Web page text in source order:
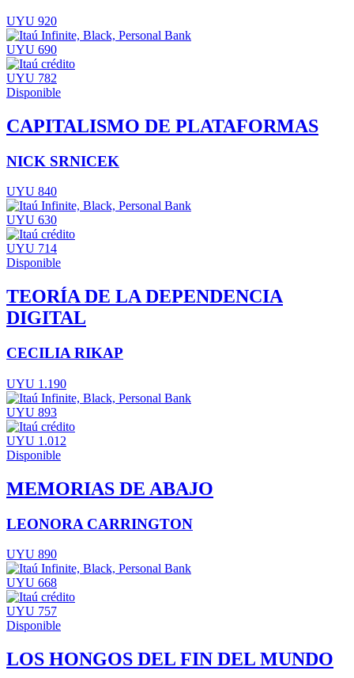
UYU 920
UYU 690
UYU 782
Disponible
CAPITALISMO DE PLATAFORMAS
NICK SRNICEK
UYU 840
UYU 630
UYU 714
Disponible
TEORÍA DE LA DEPENDENCIA
DIGITAL
CECILIA RIKAP
UYU 1.190
UYU 893
UYU 1.012
Disponible
MEMORIAS DE ABAJO
LEONORA CARRINGTON
UYU 890
UYU 668
UYU 757
Disponible
LOS HONGOS DEL FIN DEL MUNDO